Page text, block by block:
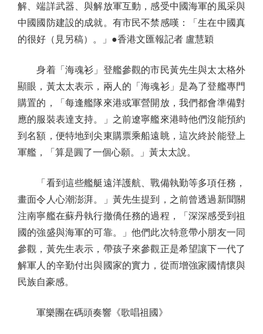
解、端詳武器、與解放軍互動，感受中國海軍的風采與
中國國防建設的成就。有市民不禁感嘆：「生在中國真
的很好（見另稿）。」●香港文匯報記者 盧慧穎
身着「海魂衫」登艦參觀的市民黃先生與太太格外
顯眼，黃太太表示，兩人的「海魂衫」是為了登艦專門
購置的，「每逢艦隊來港或軍營開放，我們都會準備對
應的服裝表達支持。」之前遼寧艦來港時他們沒能預約
到名額，便特地到尖東購票乘船遠眺，這次終於能登上
軍艦，「算是圓了一個心願。」黃太太說。
「看到這些艦艇遠洋護航、戰備執勤等多項任務，
畫面令人心潮澎湃。」黃先生提到，之前曾透過新聞關
注南寧艦在蘇丹執行撤僑任務的過程，「深深感受到祖
國的強盛與海軍的可靠。」他們此次特意帶小朋友一同
參觀，黃先生表示，帶孩子來參觀正是希望讓下一代了
解軍人的辛勤付出與國家的實力，從而增強家國情懷與
民族自豪感。
軍樂團在碼頭奏響《歌唱祖國》